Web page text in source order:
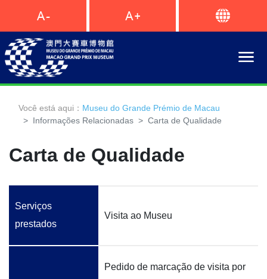
Você está aqui： Museu do Grande Prémio de Macau
Informações Relacionadas
Carta de Qualidade
Carta de Qualidade
Serviços
prestados
Visita ao Museu
Pedido de marcação de visita por